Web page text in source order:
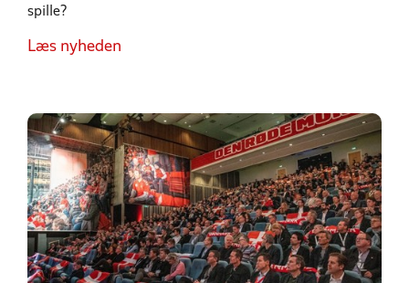
spille?
Læs nyheden